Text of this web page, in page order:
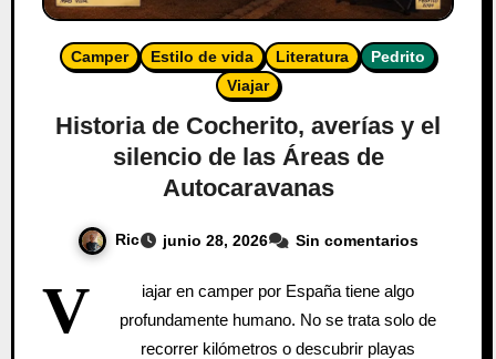
Camper Estilo de vida Literatura
Pedrito
Viajar
Historia de Cocherito, averías y el
silencio de las Áreas de
Autocaravanas
Ric junio 28, 2026 Sin comentarios
V
iajar en camper por España tiene algo
profundamente humano. No se trata solo de
recorrer kilómetros o descubrir playas